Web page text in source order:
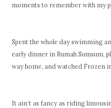
moments to remember with my
Spent the whole day swimming
early dinner in Rumah Sumsum,
way home, and watched Frozen
It ain’t as fancy as riding